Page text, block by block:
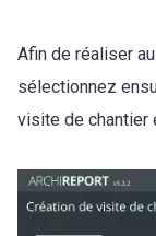
Afin de réaliser
sélectionnez
visite de chantier